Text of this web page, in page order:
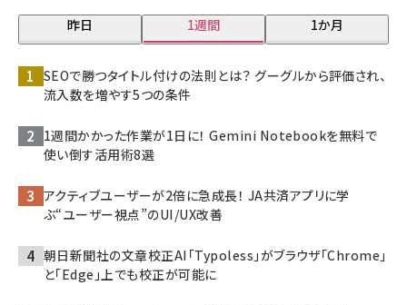
昨日 1週間 1か月
SEOで勝つタイトル付けの法則とは？ グーグルから評価され、
流入数を増やす5つの条件
1週間かかった作業が1日に！ Gemini Notebookを無料で
使い倒す活用術8選
アクティブユーザーが2倍に急成長！ JA共済アプリに学
ぶ“ユーザー視点”のUI/UX改善
朝日新聞社の文章校正AI「Typoless」がブラウザ「Chrome」
と「Edge」上でも校正が可能に